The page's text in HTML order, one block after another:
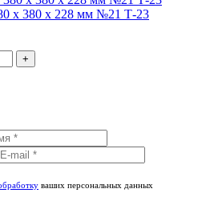
х 380 х 228 мм №21 Т-23
ваших персональных данных